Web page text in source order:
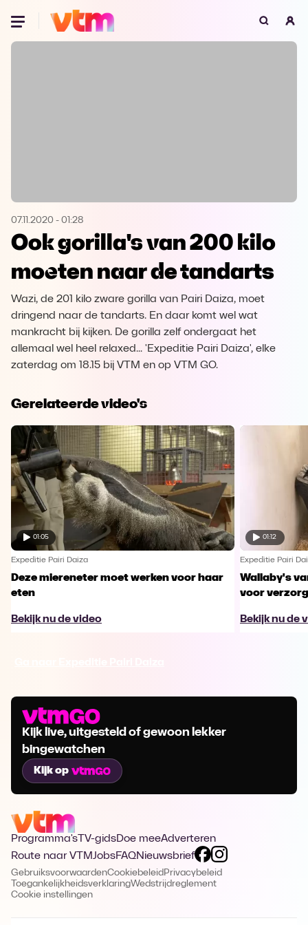
Oeps, browser niet ondersteund
Microsoft Edge Download
Opera Download
07.11.2020 - 01:28
Ook gorilla's van 200 kilo
moeten naar de tandarts
Wazi, de 201 kilo zware gorilla van Pairi Daiza, moet
dringend naar de tandarts. En daar komt wel wat
mankracht bij kijken. De gorilla zelf ondergaat het
allemaal wel heel relaxed... 'Expeditie Pairi Daiza', elke
zaterdag om 18.15 bij VTM en op VTM GO.
Gerelateerde video's
01:05
Expeditie Pairi Daiza
Deze miereneter moet werken voor haar
eten
Bekijk nu de video
01:12
Expeditie Pairi
Wallaby's
voor
Bekijk nu de
Kijk live, uitgesteld of gewoon lekker
bingewatchen
Kijk op
Programma's TV-gidsDoe meeAdverteren
Route naar VTMJobsFAQNieuwsbrief
GebruiksvoorwaardenCookiebeleid Privacybeleid
ToegankelijkheidsverklaringWedstrijdreglement
Cookie instellingen